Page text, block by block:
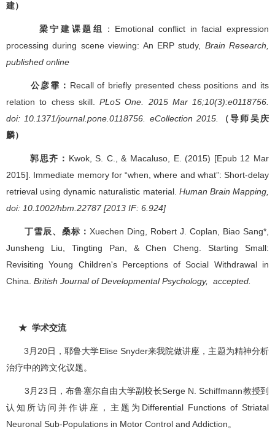
建）
梁宁建课题组
：Emotional conflict in facial expression
processing during scene viewing: An ERP study, Brain Research,
published online
公彦霏： Recall of briefly presented chess positions and its
relation to chess skill.
PLoS One. 2015 Mar 16;10(3):e0118756.
doi: 10.1371/journal.pone.0118756. eCollection 2015.
（导师吴庆
麟）
郭思齐： Kwok, S. C., & Macaluso, E. (2015) [Epub 12 Mar
2015]. Immediate memory for “when, where and what”: Short-delay
retrieval using dynamic naturalistic material. Human Brain Mapping,
doi: 10.1002/hbm.22787 [2013 IF: 6.924]
丁雪辰、桑标： Xuechen Ding, Robert J. Coplan, Biao Sang*,
Junsheng Liu, Tingting Pan, & Chen Cheng. Starting Small:
Revisiting Young Children's Perceptions of Social Withdrawal in
China. British Journal of Developmental Psychology, accepted.
★ 学术交流
3月20日，耶鲁大学Elise Snyder来我院做讲座，主题为精神分析
治疗中的跨文化议题。
3月23日，布鲁塞尔自由大学副校长Serge N. Schiffmann教授到
认知所访问并作讲座，主题为Differential Functions of Striatal
Neuronal Sub-Populations in Motor Control and Addiction。